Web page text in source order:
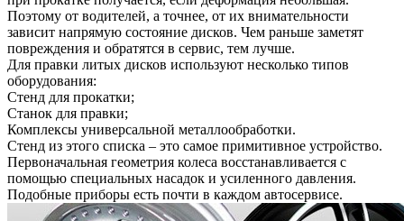
Поэтому от водителей, а точнее, от их внимательности
зависит напрямую состояние дисков. Чем раньше заметят
повреждения и обратятся в сервис, тем лучше.
Для правки литых дисков используют несколько типов
оборудования:
Стенд для прокатки;
Станок для правки;
Комплексы универсальной металлообработки.
Стенд из этого списка – это самое примитивное устройство.
Первоначальная геометрия колеса восстанавливается с
помощью специальных насадок и усиленного давления.
Подобные приборы есть почти в каждом автосервисе.